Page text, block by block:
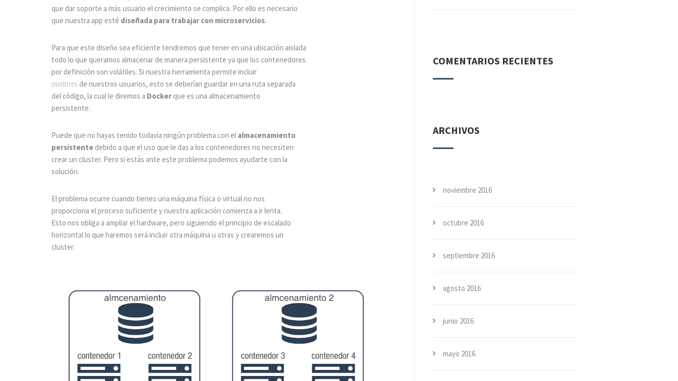
que dar soporte a más usuario el crecimiento se complica. Por ello es necesario
que nuestra app esté diseñada para trabajar con microservicios.
Para que este diseño sea eficiente tendremos que tener en una ubicación aislada
todo lo que queramos almacenar de manera persistente ya que los contenedores
por definición son volátiles. Si nuestra herramienta permite incluir
avatares de nuestros usuarios, esto se deberían guardar en una ruta separada
del código, la cual le diremos a Docker que es una almacenamiento
persistente.
Puede que no hayas tenido todavía ningún problema con el almacenamiento
persistente debido a que el uso que le das a los contenedores no necesiten
crear un cluster. Pero si estás ante este problema podemos ayudarte con la
solución.
El problema ocurre cuando tienes una máquina física o virtual no nos
proporciona el proceso suficiente y nuestra aplicación comienza a ir lenta.
Esto nos obliga a ampliar el hardware, pero siguiendo el principio de escalado
horizontal lo que haremos será incluir otra máquina u otras y crearemos un
cluster.
COMENTARIOS RECIENTES
ARCHIVOS
noviembre 2016
octubre 2016
septiembre 2016
agosto 2016
junio 2016
mayo 2016